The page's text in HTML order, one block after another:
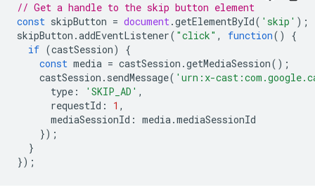
// Get a handle to the skip button element
const skipButton = document.getElementById( 'skip' );
skipButton .addEventListener( "click" , function()
{
if (castSession)
{
const media = castSession .getMediaSession();
castSession . sendMessage( 'urn:x-
type : 'SKIP_AD' ,
requestId : 1 ,
mediaSessionId : media.mediaSessionId
});
}
});